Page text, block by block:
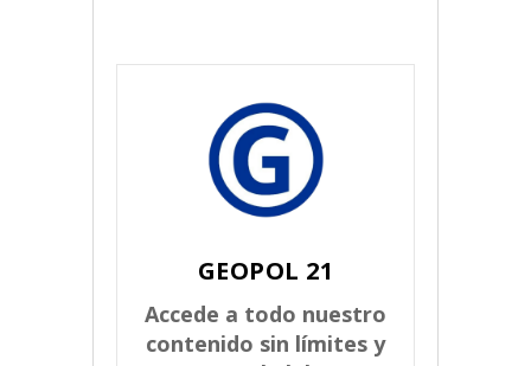
GEOPOL 21
Accede a todo nuestro
contenido sin límites y